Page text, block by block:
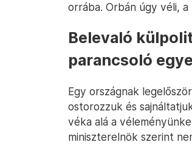
orrába. Orbán úgy véli,
Belevaló
parancsoló
Egy országnak
ostorozzuk és
véka alá a
miniszterelnök szerint